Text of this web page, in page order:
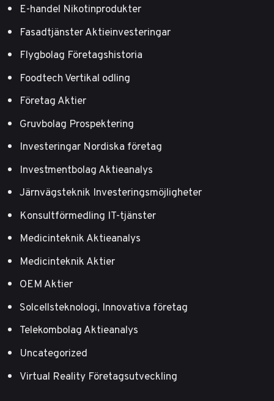
E-handel Nikotinprodukter
Fasadtjänster Aktieinvesteringar
Flygbolag Företagshistoria
Foodtech Vertikal odling
Företag Aktier
Gruvbolag Prospektering
Investeringar Nordiska företag
Investmentbolag Aktieanalys
Järnvägsteknik Investeringsmöjligheter
Konsultförmedling IT-tjänster
Medicinteknik Aktieanalys
Medicinteknik Aktier
OEM Aktier
Solcellsteknologi, Innovativa företag
Telekombolag Aktieanalys
Uncategorized
Virtual Reality Företagsutveckling